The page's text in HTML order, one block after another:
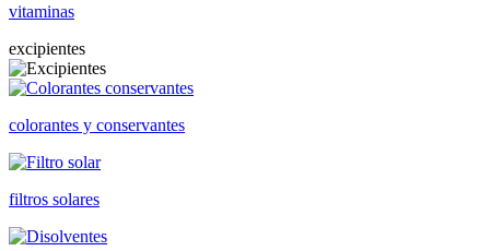
vitaminas
excipientes
colorantes y conservantes
filtros solares